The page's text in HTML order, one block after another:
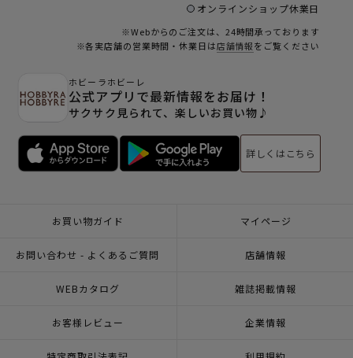
オンラインショップ休業日
※Webからのご注文は、24時間承っております
※各実店舗の営業時間・休業日は店舗情報をご覧ください
ホビーラホビーレ
公式アプリで最新情報をお届け！
サクサク見られて、楽しいお買い物♪
詳しくはこちら
お買い物ガイド マイページ
お問い合わせ - よくあるご質問 店舗情報
WEBカタログ 雑誌掲載情報
お客様レビュー 企業情報